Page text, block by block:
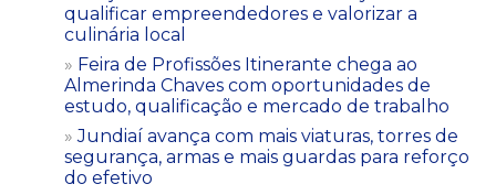
qualificar empreendedores e valorizar a
culinária local
Feira de Profissões Itinerante chega ao
Almerinda Chaves com oportunidades de
estudo, qualificação e mercado de trabalho
Jundiaí avança com mais viaturas, torres de
segurança, armas e mais guardas para reforço
do efetivo